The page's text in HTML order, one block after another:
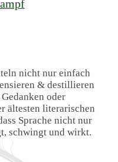
nicht nur einfach
& destillieren
oder
ältesten literarischen
Sprache nicht nur
schwingt und wirkt.